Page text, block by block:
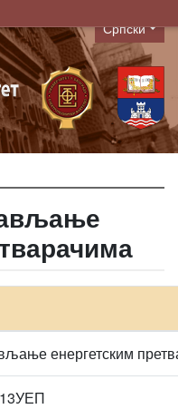
Language
Српски
енергетским